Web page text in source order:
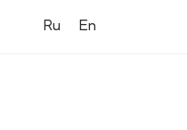
Ru En